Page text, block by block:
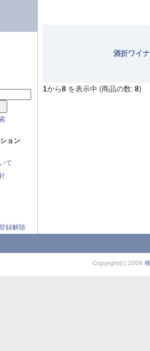
ョン
て
録解除
酒折ワイ
1から8 を表示中 (商品の数: 8)
Copyright(c) 2008